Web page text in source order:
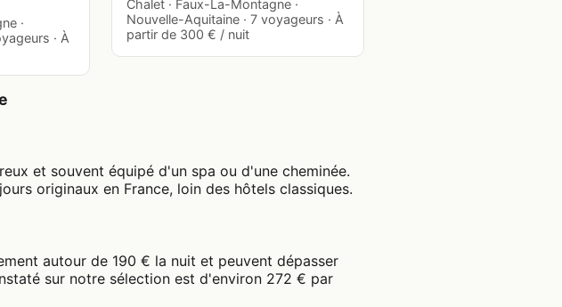
·
· À
Chalet · Faux-La-Montagne ·
Nouvelle-Aquitaine · 7 voyageurs · À
partir de 300 € / nuit
et souvent équipé d'un spa ou d'une cheminée.
originaux en France, loin des hôtels classiques.
autour de 190 € la nuit et peuvent dépasser
sur notre sélection est d'environ 272 € par